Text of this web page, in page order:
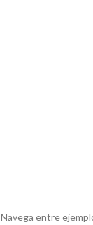
Navega entre